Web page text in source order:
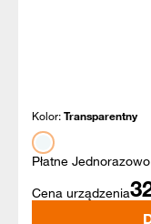
Kolor:Transparentny
Płatne Jednorazowo
Cena urządzenia